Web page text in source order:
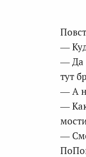
—
— Да
тут
— А
—
—